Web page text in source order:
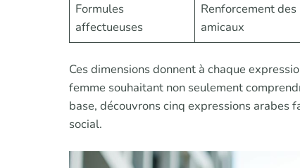
Formules
affectueuses
Renforcement
amicaux
Ces dimensions donnent à chaque
femme souhaitant non seulement
base, découvrons cinq expressions arabes
social.